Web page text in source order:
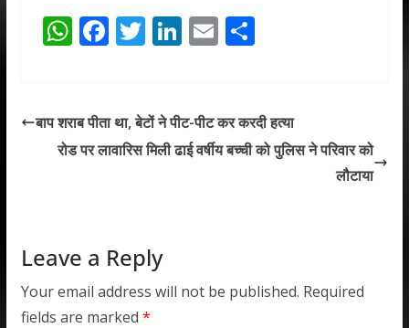
W
s
A
F
b
o
T
er
Li
e
dI
E
l
S
e
बाप शराब पीता था, बेटों ने पीट-पीट कर करदी हत्या
रोड पर लावारिस मिली ढाई वर्षीय बच्ची को पुलिस ने परिवार को
लौटाया
Leave a Reply
Your email address will not be published. Required
fields are marked *